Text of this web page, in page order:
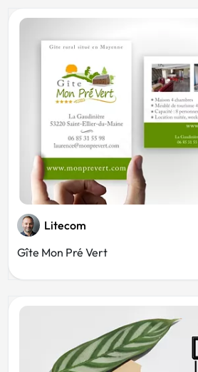
Marketing
Bien-être Minimaliste
Ostéopathe Comptable
Argent
Sophrologue
Litecom
Gîte Mon Pré Vert